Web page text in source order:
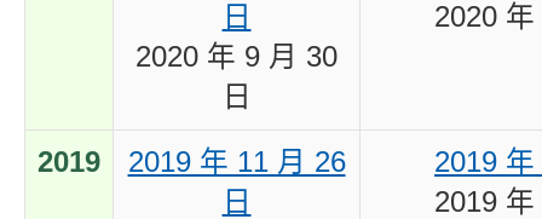
日
2020 年 9 月 30
日
2020
2019
2019 年 11 月 26
日
2019
2019